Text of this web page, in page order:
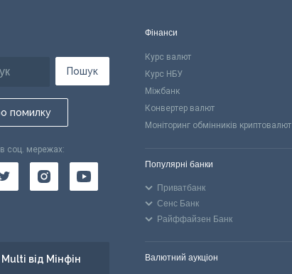
Пошук
помилку
соц. мережах:
від Мінфін
Фінанси
Курс валют
Курс НБУ
Міжбанк
Конвертер валют
Моніторинг обмінників криптовалют
Популярні банки
Приватбанк
Сенс Банк
Райффайзен Банк
Валютний аукціон